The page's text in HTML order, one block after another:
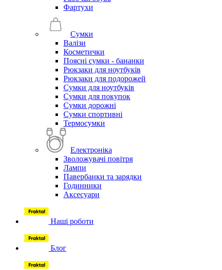
Фартухи
Сумки
Валізи
Косметички
Поясні сумки - бананки
Рюкзаки для ноутбуків
Рюкзаки для подорожей
Сумки для ноутбуків
Сумки для покупок
Сумки дорожні
Сумки спортивні
Термосумки
Електроніка
Зволожувачі повітря
Лампи
Павербанки та зарядки
Годинники
Аксесуари
Наші роботи
Блог